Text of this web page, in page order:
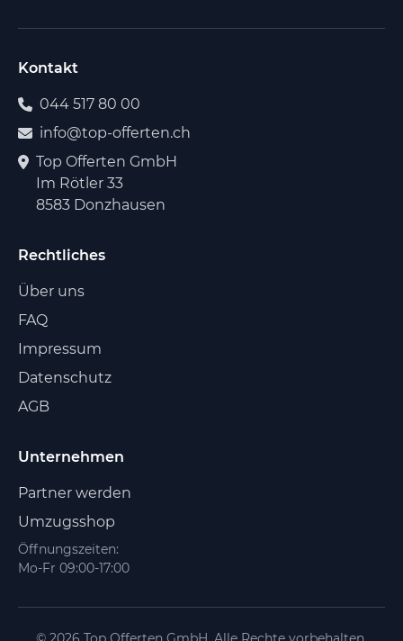
Kontakt
044 517 80 00
info@top-offerten.ch
Top Offerten GmbH
Im Rötler 33
8583 Donzhausen
Rechtliches
Über uns
FAQ
Impressum
Datenschutz
AGB
Unternehmen
Partner werden
Umzugsshop
Öffnungszeiten:
Mo-Fr 09:00-17:00